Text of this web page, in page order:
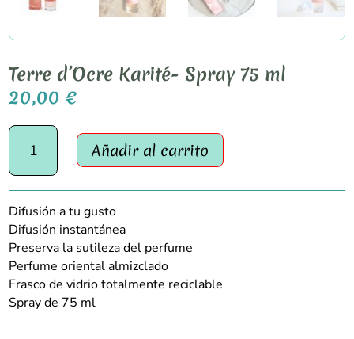
Terre d’Ocre Karité- Spray 75 ml
20,00€
Terre
d'Ocre
Karité-
Spray
75
ml
cantidad
Añadir al carrito
Difusión a tu gusto
Difusión instantánea
Preserva la sutileza del perfume
Perfume oriental almizclado
Frasco de vidrio totalmente reciclable
Spray de 75 ml